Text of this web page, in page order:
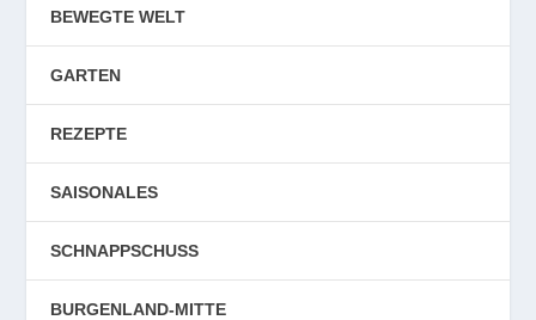
BEWEGTE WELT
GARTEN
REZEPTE
SAISONALES
SCHNAPPSCHUSS
BURGENLAND-MITTE